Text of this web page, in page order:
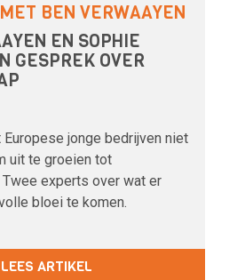
BEN VERWAAYEN
EN SOPHIE
GESPREK OVER
Europese jonge bedrijven niet
uit te groeien tot
experts over wat er
bloei te komen.
LEES ARTIKEL